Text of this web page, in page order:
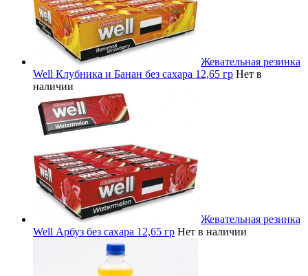
Жевательная резинка
Well Клубника и Банан без сахара 12,65 гр Нет в
наличии
Жевательная резинка
Well Арбуз без сахара 12,65 гр Нет в наличии